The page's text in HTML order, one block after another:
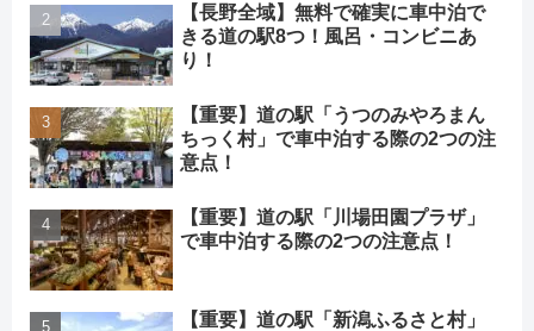
【長野全域】無料で確実に車中泊で
きる道の駅8つ！風呂・コンビニあ
り！
【重要】道の駅「うつのみやろまん
ちっく村」で車中泊する際の2つの注
意点！
【重要】道の駅「川場田園プラザ」
で車中泊する際の2つの注意点！
【重要】道の駅「新潟ふるさと村」